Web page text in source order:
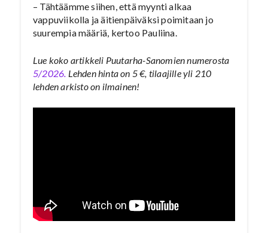
– Tähtäämme siihen, että myynti alkaa
vappuviikolla ja äitienpäiväksi poimitaan jo
suurempia määriä, kertoo Pauliina.
Lue koko artikkeli Puutarha-Sanomien numerosta
5/2026. Lehden hinta on 5 €, tilaajille yli 210
lehden arkisto on ilmainen!